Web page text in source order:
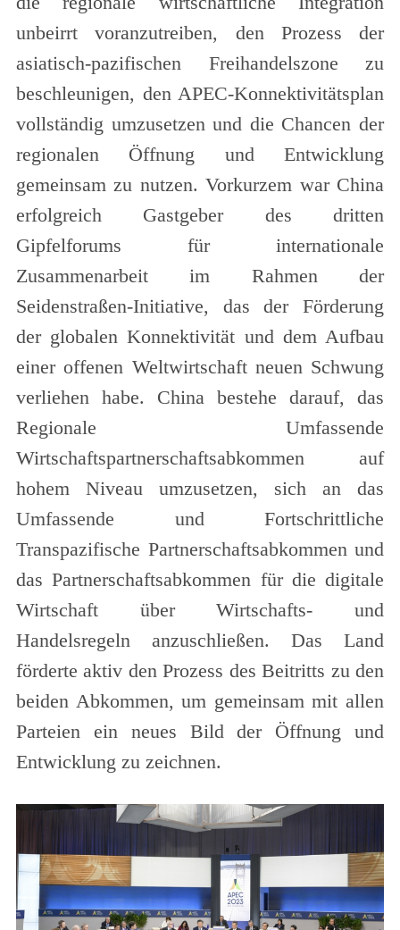
unbeirrt voranzutreiben, den Prozess der
asiatisch-pazifischen Freihandelszone zu
beschleunigen, den APEC-Konnektivitätsplan
vollständig umzusetzen und die Chancen der
regionalen Öffnung und Entwicklung
gemeinsam zu nutzen. Vorkurzem war China
erfolgreich Gastgeber des dritten
Gipfelforums für internationale
Zusammenarbeit im Rahmen der
Seidenstraßen-Initiative, das der Förderung
der globalen Konnektivität und dem Aufbau
einer offenen Weltwirtschaft neuen Schwung
verliehen habe. China bestehe darauf, das
Regionale Umfassende
Wirtschaftspartnerschaftsabkommen auf
hohem Niveau umzusetzen, sich an das
Umfassende und Fortschrittliche
Transpazifische Partnerschaftsabkommen und
das Partnerschaftsabkommen für die digitale
Wirtschaft über Wirtschafts- und
Handelsregeln anzuschließen. Das Land
förderte aktiv den Prozess des Beitritts zu den
beiden Abkommen, um gemeinsam mit allen
Parteien ein neues Bild der Öffnung und
Entwicklung zu zeichnen.